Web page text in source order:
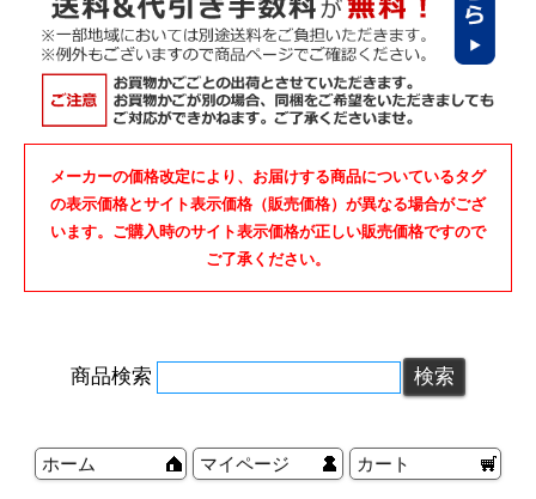
メーカーの価格改定により、お届けする商品についているタグ
の表示価格とサイト表示価格（販売価格）が異なる場合がござ
います。ご購入時のサイト表示価格が正しい販売価格ですので
ご了承ください。
商品検索
ホーム マイページ カート